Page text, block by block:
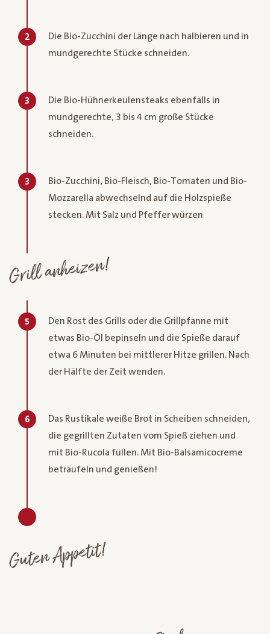
2
Die Bio-Zucchini der Länge nach halbieren und in
mundgerechte Stücke schneiden.
3
Die Bio-Hühnerkeulensteaks ebenfalls in
mundgerechte, 3 bis 4 cm große Stücke
schneiden.
3
Bio-Zucchini, Bio-Fleisch, Bio-Tomaten und Bio-
Mozzarella abwechselnd auf die Holzspieße
stecken. Mit Salz und Pfeffer würzen
Grill anheizen!
5
Den Rost des Grills oder die Grillpfanne mit
etwas Bio-Öl bepinseln und die Spieße darauf
etwa 6 Minuten bei mittlerer Hitze grillen. Nach
der Hälfte der Zeit wenden.
6
Das Rustikale weiße Brot in Scheiben schneiden,
die gegrillten Zutaten vom Spieß ziehen und
mit Bio-Rucola füllen. Mit Bio-Balsamicocreme
beträufeln und genießen!
Guten Appetit!